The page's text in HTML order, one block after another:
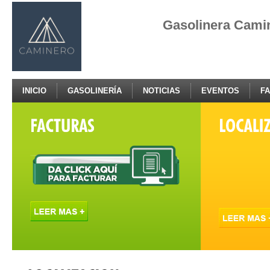
Gasolinera
INICIO GASOLINERÍA NOTICIAS EVENTOS